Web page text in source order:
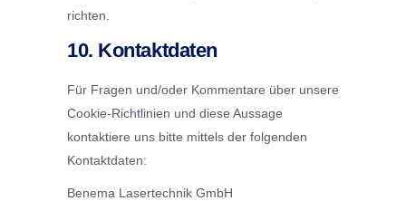
richten.
10. Kontaktdaten
Für Fragen und/oder Kommentare über unsere
Cookie-Richtlinien und diese Aussage
kontaktiere uns bitte mittels der folgenden
Kontaktdaten:
Benema Lasertechnik GmbH